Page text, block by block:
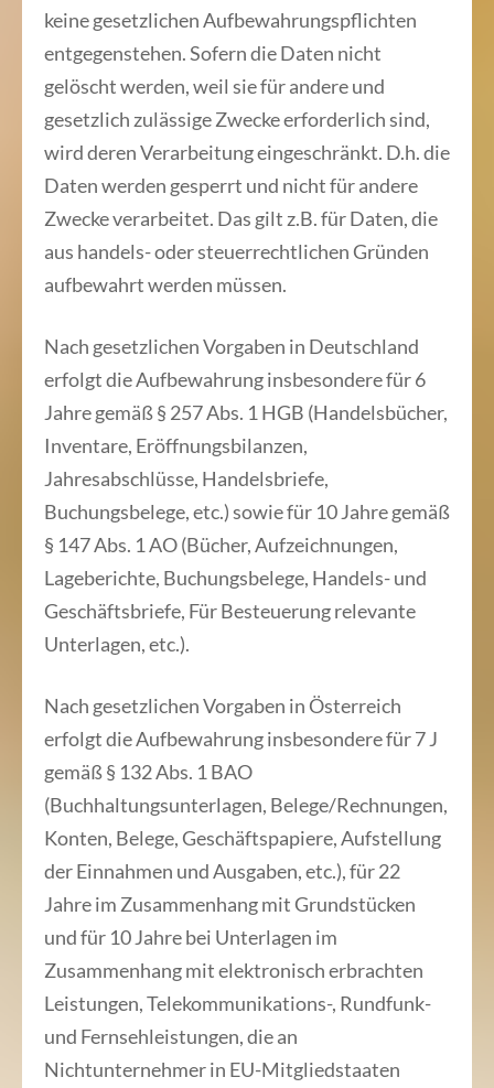
keine gesetzlichen Aufbewahrungspflichten
entgegenstehen. Sofern die Daten nicht
gelöscht werden, weil sie für andere und
gesetzlich zulässige Zwecke erforderlich sind,
wird deren Verarbeitung eingeschränkt. D.h. die
Daten werden gesperrt und nicht für andere
Zwecke verarbeitet. Das gilt z.B. für Daten, die
aus handels- oder steuerrechtlichen Gründen
aufbewahrt werden müssen.
Nach gesetzlichen Vorgaben in Deutschland
erfolgt die Aufbewahrung insbesondere für 6
Jahre gemäß § 257 Abs. 1 HGB (Handelsbücher,
Inventare, Eröffnungsbilanzen,
Jahresabschlüsse, Handelsbriefe,
Buchungsbelege, etc.) sowie für 10 Jahre gemäß
§ 147 Abs. 1 AO (Bücher, Aufzeichnungen,
Lageberichte, Buchungsbelege, Handels- und
Geschäftsbriefe, Für Besteuerung relevante
Unterlagen, etc.).
Nach gesetzlichen Vorgaben in Österreich
erfolgt die Aufbewahrung insbesondere für 7 J
gemäß § 132 Abs. 1 BAO
(Buchhaltungsunterlagen, Belege/Rechnungen,
Konten, Belege, Geschäftspapiere, Aufstellung
der Einnahmen und Ausgaben, etc.), für 22
Jahre im Zusammenhang mit Grundstücken
und für 10 Jahre bei Unterlagen im
Zusammenhang mit elektronisch erbrachten
Leistungen, Telekommunikations-, Rundfunk-
und Fernsehleistungen, die an
Nichtunternehmer in EU-Mitgliedstaaten